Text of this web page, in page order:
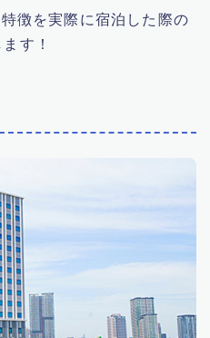
徴を実際に宿泊した際の
す！